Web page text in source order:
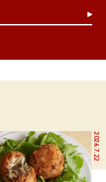
2026.7.22